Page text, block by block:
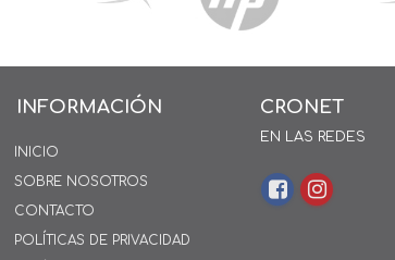
INFORMACIÓN
INICIO
SOBRE NOSOTROS
CONTACTO
POLÍTICAS DE PRIVACIDAD
CRONET
EN LAS REDES